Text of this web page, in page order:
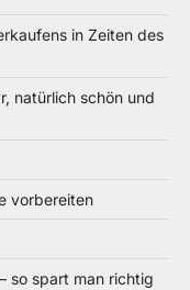
in Zeiten des
natürlich schön und
vorbereiten
so spart man richtig